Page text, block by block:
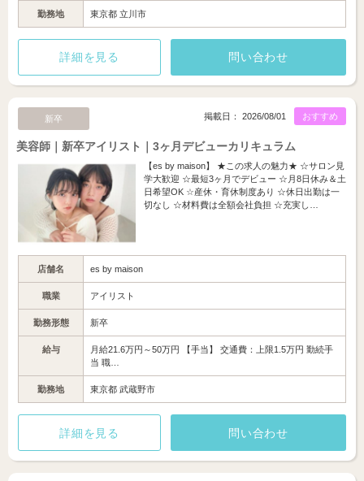
勤務地 東京都 立川市
詳細を見る 問い合わせ
新卒 おすすめ
掲載日： 2026/08/01
美容師｜新卒アイリスト｜3ヶ月デビューカリキュラム
【es by maison】 ★この求人の魅力★ ☆サロン見
学大歓迎 ☆最短3ヶ月でデビュー ☆月8日休み＆土
日希望OK ☆産休・育休制度あり ☆休日出勤は一
切なし ☆材料費は全額会社負担 ☆充実し…
店舗名 es by maison
職業 アイリスト
勤務形態 新卒
給与
月給21.6万円～50万円 【手当】 交通費：上限1.5万円 勤続手
当 職…
勤務地 東京都 武蔵野市
詳細を見る 問い合わせ